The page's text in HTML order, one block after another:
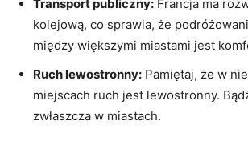
Transport publiczny: Francja ma
kolejową, co sprawia, że
między większymi miastami jest
Ruch lewostronny: Pamiętaj, że w
miejscach ruch jest lewostronny.
zwłaszcza w miastach.